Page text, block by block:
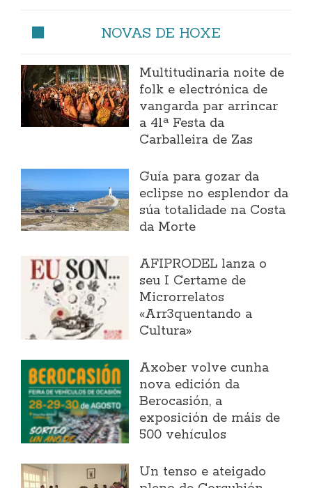
NOVAS DE HOXE
Multitudinaria noite de
folk e electrónica de
vangarda par arrincar
a 41ª Festa da
Carballeira de Zas
Guía para gozar da
eclipse no esplendor da
súa totalidade na Costa
da Morte
AFIPRODEL lanza o
seu I Certame de
Microrrelatos
«Arr3quentando a
Cultura»
Axober volve cunha
nova edición da
Berocasión, a
exposición de máis de
500 vehículos
Un tenso e ateigado